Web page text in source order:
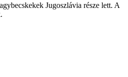
Jugoszlávia része lett. A